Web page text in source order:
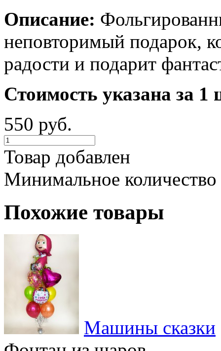
Описание:
неповторимый подарок,
радости и подарит
Стоимость указана за 1
550 руб.
Товар добавлен
Минимальное
Похожие товары
Машины сказки